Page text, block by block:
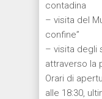
contadina
– visita del
confine”
– visita degli
attraverso la
Orari di
alle 18:30,